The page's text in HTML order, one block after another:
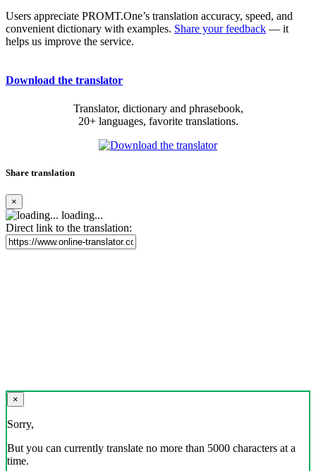
Users appreciate PROMT.One’s translation accuracy, speed, and
convenient dictionary with examples. Share your feedback — it
helps us improve the service.
Download the translator
Translator, dictionary and phrasebook,
20+ languages, favorite translations.
Share translation
×
loading...
Direct link to the translation:
×
Sorry,
But you can currently translate no more than 5000 characters at a
time.